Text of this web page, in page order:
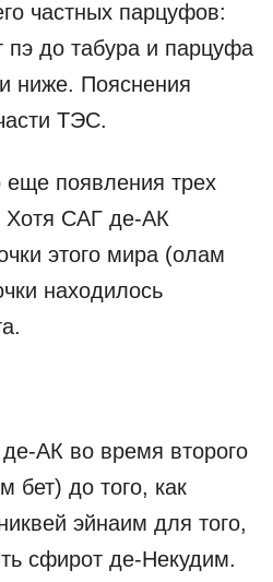
частных парцуфов:
до табура и парцуфа
ниже. Пояснения
ТЭС.
появления трех
САГ де-­АК
этого мира (олам
находилось
­АК во время второго
бет) до того, как
эйнаим для того,
сфирот де-­Некудим.